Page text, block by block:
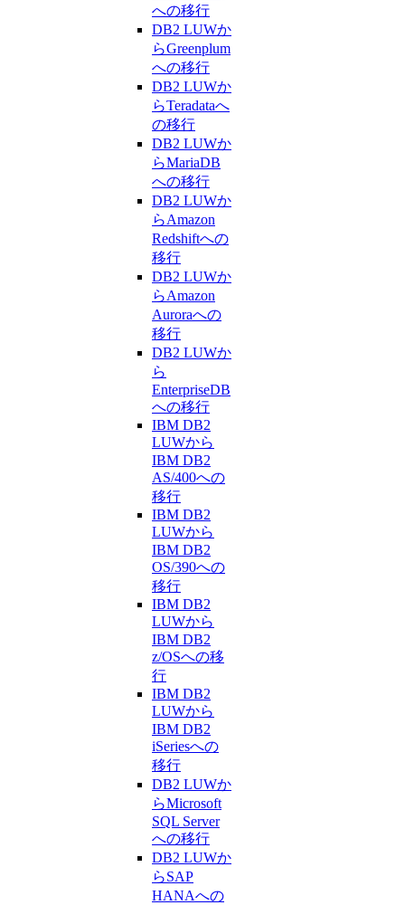
への移行
DB2 LUWか
らGreenplum
への移行
DB2 LUWか
らTeradataへ
の移行
DB2 LUWか
らMariaDB
への移行
DB2 LUWか
らAmazon
Redshiftへの
移行
DB2 LUWか
らAmazon
Auroraへの
移行
DB2 LUWか
ら
EnterpriseDB
への移行
IBM DB2
LUWから
IBM DB2
AS/400への
移行
IBM DB2
LUWから
IBM DB2
OS/390への
移行
IBM DB2
LUWから
IBM DB2
z/OSへの移
行
IBM DB2
LUWから
IBM DB2
iSeriesへの
移行
DB2 LUWか
らMicrosoft
SQL Server
への移行
DB2 LUWか
らSAP
HANAへの